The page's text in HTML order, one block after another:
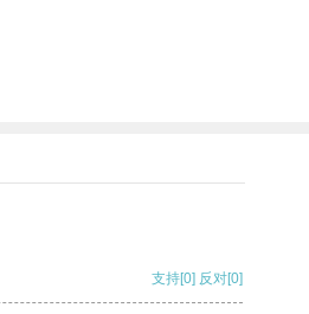
支持[0] 反对[0]